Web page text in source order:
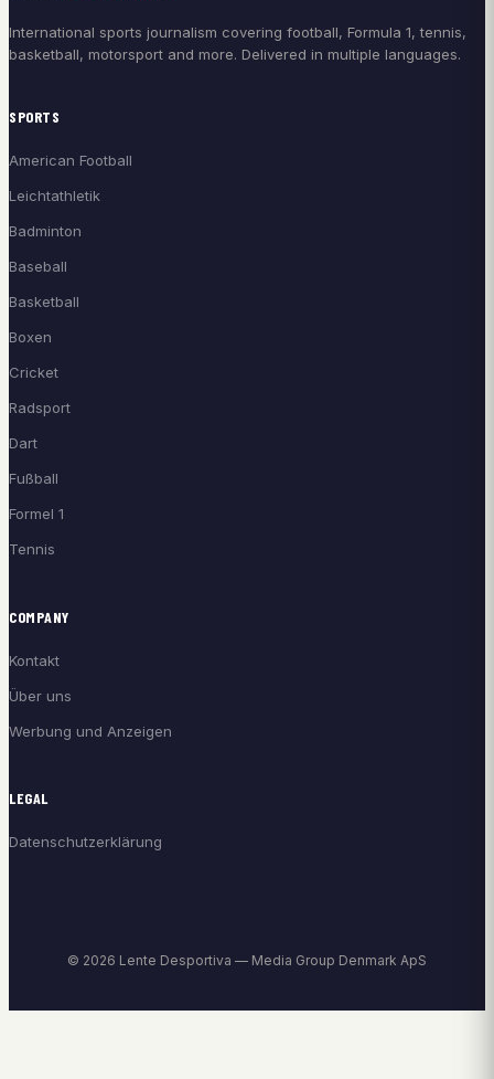
International sports journalism covering football, Formula 1, tennis,
basketball, motorsport and more. Delivered in multiple languages.
SPORTS
American Football
Leichtathletik
Badminton
Baseball
Basketball
Boxen
Cricket
Radsport
Dart
Fußball
Formel 1
Tennis
COMPANY
Kontakt
Über uns
Werbung und Anzeigen
LEGAL
Datenschutzerklärung
© 2026 Lente Desportiva — Media Group Denmark ApS